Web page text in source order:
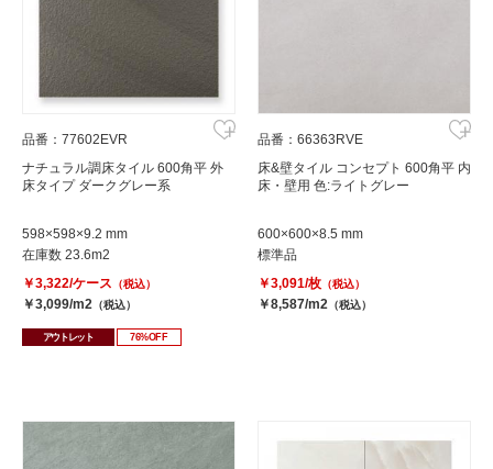
品番：77602EVR
ナチュラル調床タイル 600角平 外
床タイプ ダークグレー系
598×598×9.2 mm
在庫数 23.6m2
￥3,322/ケース （税込）
￥3,099/m2 （税込）
アウトレット 76%OFF
品番：66363RVE
床&壁タイル コンセプト 600角平 内
床・壁用 色:ライトグレー
600×600×8.5 mm
標準品
￥3,091/枚 （税込）
￥8,587/m2 （税込）